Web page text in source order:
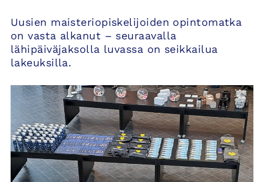
Uusien maisteriopiskelijoiden opintomatka
on vasta alkanut – seuraavalla
lähipäiväjaksolla luvassa on seikkailua
lakeuksilla.